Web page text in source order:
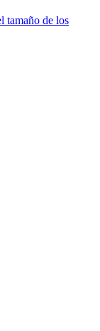
tamaño de los